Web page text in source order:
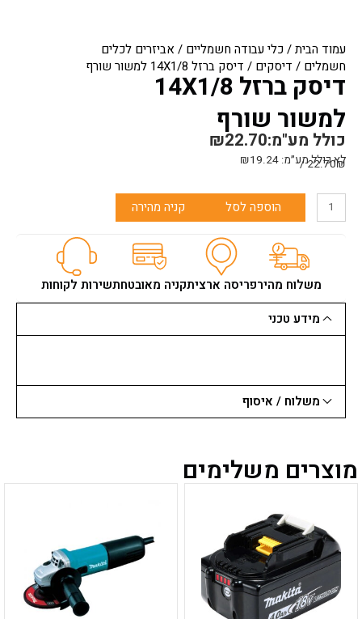
עמוד הבית/כלי עבודה חשמליים / אביזרים לכלים
חשמלים / דיסקים / דיסק ברזל 14X1/8 למשור שורף
דיסק ברזל 14X1/8
למשור שורף
₪22.70כולל מע"מ:
לא כולל מע״מ: ₪19.24
22.70₪ /
כמות
14X1/8
למשור
הוספה לסל קניה מהירה
משלוח מהירפריסה ארציתקניה מאובטחתשירות לקוחות
מידע טכני
משלוח / איסוף
מוצרים משלימים